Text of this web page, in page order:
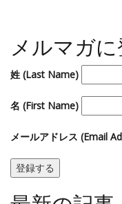
メルマガ
姓 (Last Name)
名 (First Name)
メールアドレス (Email